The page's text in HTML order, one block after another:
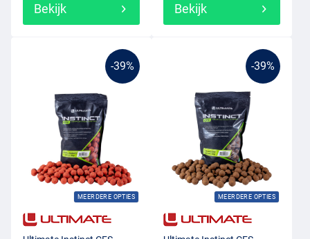
Bekijk Bekijk
-39%
MEERDERE OPTIES
-39%
MEERDERE OPTIES